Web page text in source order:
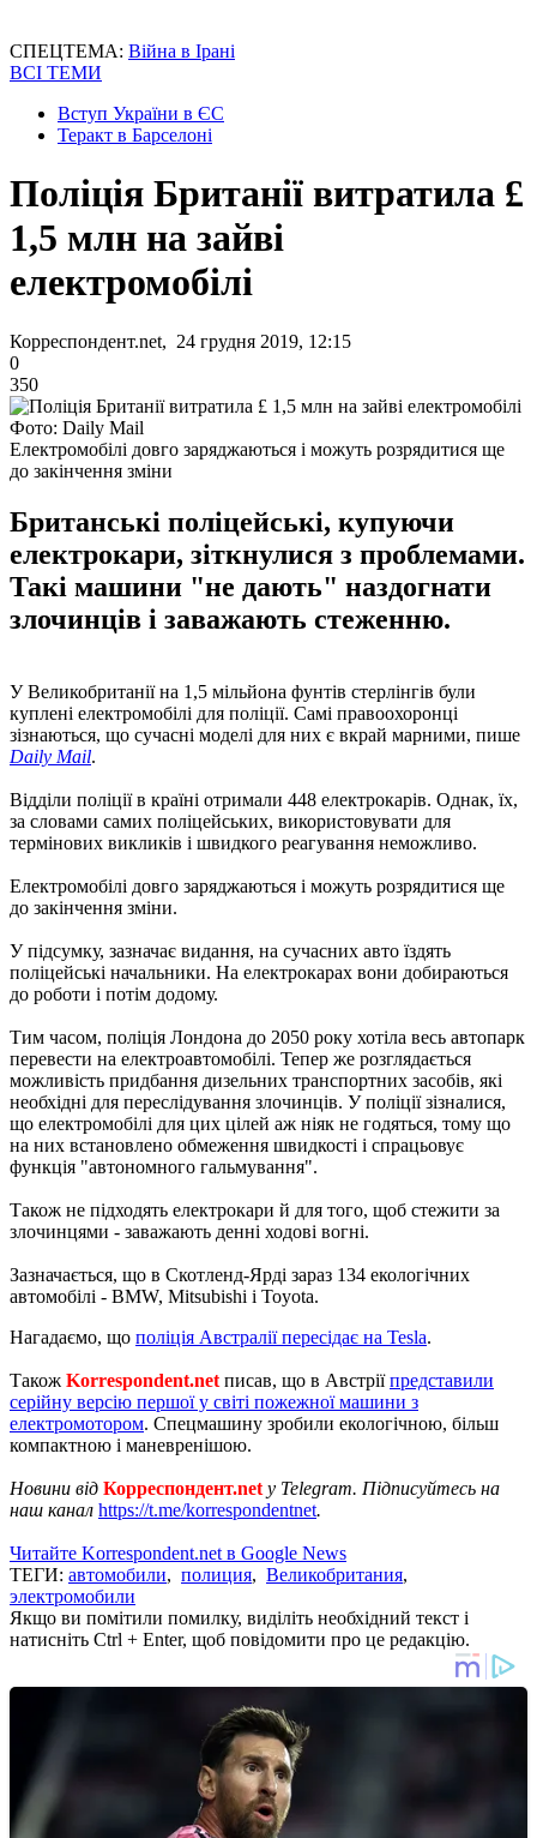
СПЕЦТЕМА: Війна в Ірані
ВСІ ТЕМИ
Вступ України в ЄС
Теракт в Барселоні
Поліція Британії витратила £
1,5 млн на зайві
електромобілі
Корреспондент.net, 24 грудня 2019, 12:15
0
350
Фото: Daily Mail
Електромобілі довго заряджаються і можуть розрядитися ще
до закінчення зміни
Британські поліцейські, купуючи
електрокари, зіткнулися з проблемами.
Такі машини "не дають" наздогнати
злочинців і заважають стеженню.
У Великобританії на 1,5 мільйона фунтів стерлінгів були
куплені електромобілі для поліції. Самі правоохоронці
зізнаються, що сучасні моделі для них є вкрай марними, пише
Daily Mail.
Відділи поліції в країні отримали 448 електрокарів. Однак, їх,
за словами самих поліцейських, використовувати для
термінових викликів і швидкого реагування неможливо.
Електромобілі довго заряджаються і можуть розрядитися ще
до закінчення зміни.
У підсумку, зазначає видання, на сучасних авто їздять
поліцейські начальники. На електрокарах вони добираються
до роботи і потім додому.
Тим часом, поліція Лондона до 2050 року хотіла весь автопарк
перевести на електроавтомобілі. Тепер же розглядається
можливість придбання дизельних транспортних засобів, які
необхідні для переслідування злочинців. У поліції зізналися,
що електромобілі для цих цілей аж ніяк не годяться, тому що
на них встановлено обмеження швидкості і спрацьовує
функція "автономного гальмування".
Також не підходять електрокари й для того, щоб стежити за
злочинцями - заважають денні ходові вогні.
Зазначається, що в Скотленд-Ярді зараз 134 екологічних
автомобілі - BMW, Mitsubishi і Toyota.
Нагадаємо, що поліція Австралії пересідає на Tesla.
Також Korrespondent.net писав, що в Австріїпредставили
серійну версію першої у світі пожежної машини з
електромотором. Спецмашину зробили екологічною, більш
компактною і маневренішою.
Новини від Корреспондент.net у Telegram. Підписуйтесь на
наш канал https://t.me/korrespondentnet.
Читайте Korrespondent.net в Google News
ТЕГИ: автомобили, полиция, Великобритания,
электромобили
Якщо ви помітили помилку, виділіть необхідний текст і
натисніть Ctrl + Enter, щоб повідомити про це редакцію.